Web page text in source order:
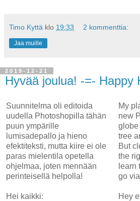
Timo Kyttä klo 19:33 2 kommenttia:
Jaa muille
2019-12-21
Hyvää joulua! -=- Happy
Suunnitelma oli editoida
uudella Photoshopilla tähän
puun ympärille
lumisadepallo ja hieno
efektiteksti, mutta kiire ei ole
paras mielentila opetella
ohjelmaa, joten mennään
perinteisellä helpolla!
Hei kaikki:
My
new
globe
tree
But
the
learn
go
Hey